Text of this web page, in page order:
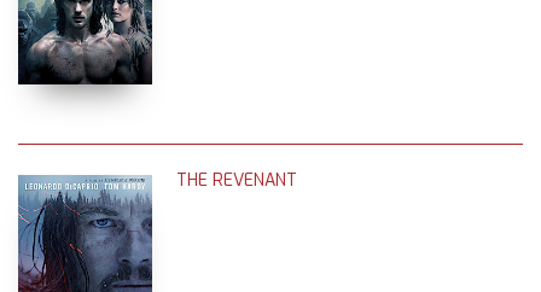
THE REVENANT